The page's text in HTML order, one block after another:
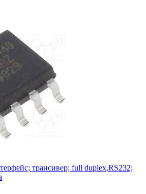
трансивер; full duplex,RS232;